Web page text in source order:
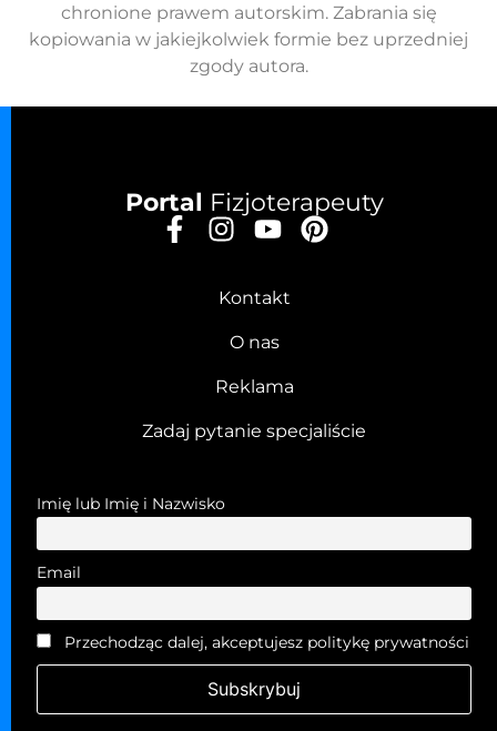
chronione prawem autorskim. Zabrania się
kopiowania w jakiejkolwiek formie bez uprzedniej
zgody autora.
Portal Fizjoterapeuty
Kontakt
O nas
Reklama
Zadaj pytanie specjaliście
Imię lub Imię i Nazwisko
Email
Przechodząc dalej, akceptujesz politykę prywatności